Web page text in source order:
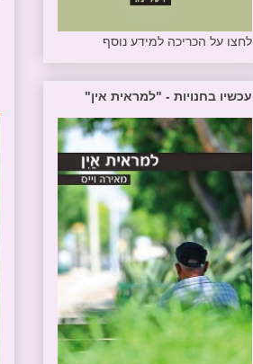
לחצו על הכריכה למידע נוסף
עכשיו בחנויות - "למראית אין"